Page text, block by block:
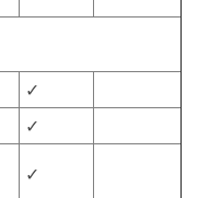
✓
✓
✓